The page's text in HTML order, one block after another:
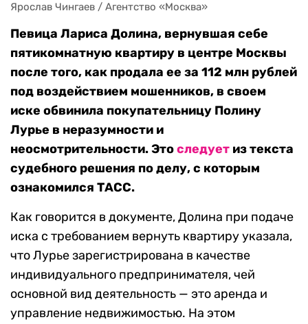
Ярослав Чингаев / Агентство «Москва»
Певица Лариса Долина, вернувшая себе
пятикомнатную квартиру в центре Москвы
после того, как продала ее за 112 млн рублей
под воздействием мошенников, в своем
иске обвинила покупательницу Полину
Лурье в неразумности и
неосмотрительности. Этоследует из текста
судебного решения по делу, с которым
ознакомился ТАСС.
Как говорится в документе, Долина при подаче
иска с требованием вернуть квартиру указала,
что Лурье зарегистрирована в качестве
индивидуального предпринимателя, чей
основной вид деятельность — это аренда и
управление недвижимостью. На этом